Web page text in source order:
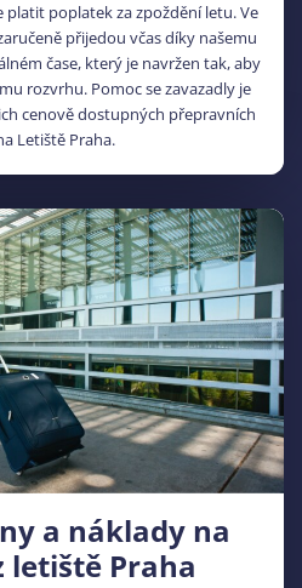
poplatek za zpoždění letu. Ve
přijedou včas díky našemu
čase, který je navržen tak, aby
rozvrhu. Pomoc se zavazadly je
cenově dostupných přepravních
Letiště Praha.
a náklady na
letiště Praha